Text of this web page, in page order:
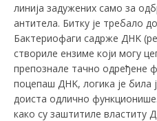
линија задужених само за
антитела. Битку је требало
Бактериофаги садрже ДНK
створиле ензиме који могу
препознале тачно одређене
поцепаш ДНK, логика је била
доиста одлично
како су заштитиле властиту